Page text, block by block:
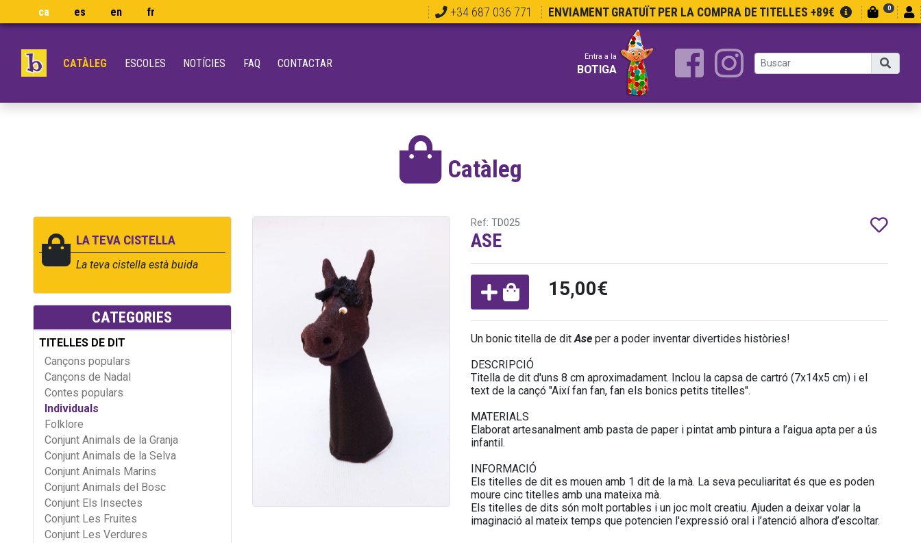
ca es en fr +34 687 036 771 ENVIAMENT GRATUÏT PER LA COMPRA DE TITELLES +89€ 0
CATÀLEG ESCOLES NOTÍCIES FAQ CONTACTAR Entra a la
BOTIGA
Catàleg
LA TEVA CISTELLA
La teva cistella està buida
CATEGORIES
TITELLES DE DIT
Cançons populars
Cançons de Nadal
Contes populars
Individuals
Folklore
Conjunt Animals de la Granja
Conjunt Animals de la Selva
Conjunt Animals Marins
Conjunt Animals del Bosc
Conjunt Els Insectes
Conjunt Les Fruites
Conjunt Les Verdures
Ref: TD025
ASE
15,00€
Un bonic titella de dit Aseper a poder inventar divertides històries!
DESCRIPCIÓ
Titella de dit d'uns 8 cm aproximadament. Inclou la capsa de cartró (7x14x5 cm) i el
text de la cançó "Així fan fan, fan els bonics petits titelles".
MATERIALS
Elaborat artesanalment amb pasta de paper i pintat amb pintura a l’aigua apta per a ús
infantil.
INFORMACIÓ
Els titelles de dit es mouen amb 1 dit de la mà. La seva peculiaritat és que es poden
moure cinc titelles amb una mateixa mà.
Els titelles de dits són molt portables i un joc molt creatiu. Ajuden a deixar volar la
imaginació al mateix temps que potencien l'expressió oral i l’atenció alhora d’escoltar.